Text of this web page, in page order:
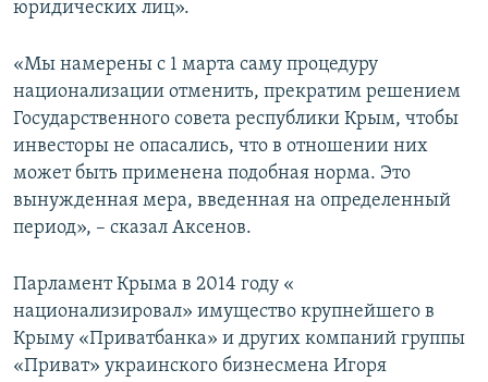
юридических лиц».
«Мы намерены с 1 марта саму процедуру
национализации отменить, прекратим решением
Государственного совета республики Крым, чтобы
инвесторы не опасались, что в отношении них
может быть применена подобная норма. Это
вынужденная мера, введенная на определенный
период», – сказал Аксенов.
Парламент Крыма в 2014 году «
национализировал» имущество крупнейшего в
Крыму «Приватбанка» и других компаний группы
«Приват» украинского бизнесмена Игоря